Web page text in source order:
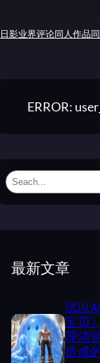
日影业界评论同人作品
ERROR:
S
e
最新文章
试以
宝贝
理清
造成